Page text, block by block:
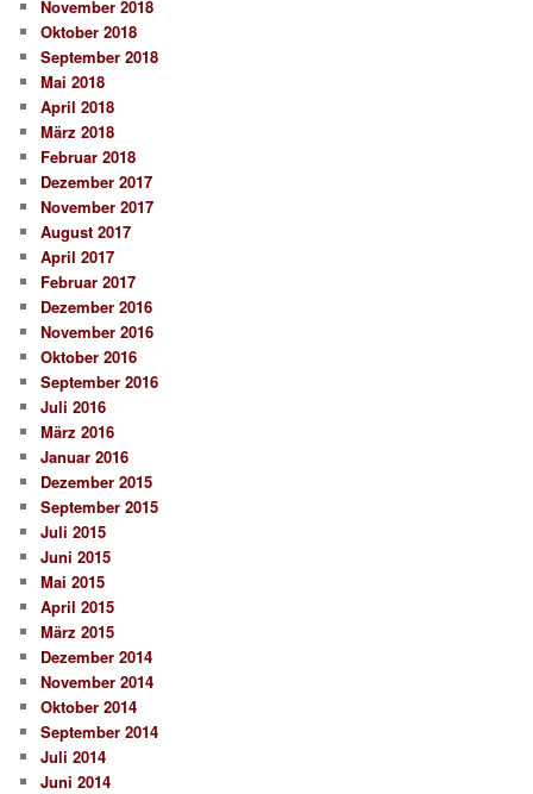
November 2018
Oktober 2018
September 2018
Mai 2018
April 2018
März 2018
Februar 2018
Dezember 2017
November 2017
August 2017
April 2017
Februar 2017
Dezember 2016
November 2016
Oktober 2016
September 2016
Juli 2016
März 2016
Januar 2016
Dezember 2015
September 2015
Juli 2015
Juni 2015
Mai 2015
April 2015
März 2015
Dezember 2014
November 2014
Oktober 2014
September 2014
Juli 2014
Juni 2014